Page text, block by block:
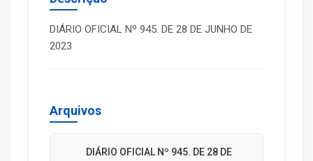
DIÁRIO OFICIAL Nº 945. DE 28 DE JUNHO DE
2023
Arquivos
DIÁRIO OFICIAL Nº 945. DE 28 DE